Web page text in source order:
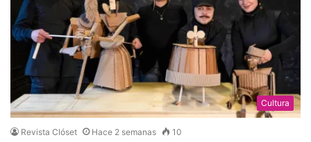
Cultura
Revista Clóset Hace 2 semanas 10